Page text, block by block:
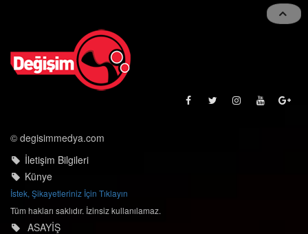
© degisimmedya.com
İletişim Bilgileri
Künye
İstek, Şikayetleriniz İçin Tıklayın
Tüm hakları saklıdır. İzinsiz kullanılamaz.
ASAYİŞ